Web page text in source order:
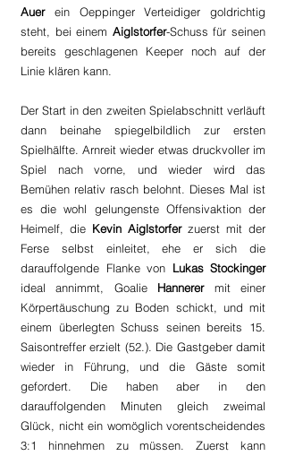
Auer ein Oeppinger Verteidiger goldrichtig
steht, bei einem Aiglstorfer-Schuss für seinen
bereits geschlagenen Keeper noch auf der
Linie klären kann.
Der Start in den zweiten Spielabschnitt verläuft
dann beinahe spiegelbildlich zur ersten
Spielhälfte. Arnreit wieder etwas druckvoller im
Spiel nach vorne, und wieder wird das
Bemühen relativ rasch belohnt. Dieses Mal ist
es die wohl gelungenste Offensivaktion der
Heimelf, die Kevin Aiglstorfer zuerst mit der
Ferse selbst einleitet, ehe er sich die
darauffolgende Flanke von Lukas Stockinger
ideal annimmt, Goalie Hannerer mit einer
Körpertäuschung zu Boden schickt, und mit
einem überlegten Schuss seinen bereits 15.
Saisontreffer erzielt (52.). Die Gastgeber damit
wieder in Führung, und die Gäste somit
gefordert. Die haben aber in den
darauffolgenden Minuten gleich zweimal
Glück, nicht ein womöglich vorentscheidendes
3:1 hinnehmen zu müssen. Zuerst kann